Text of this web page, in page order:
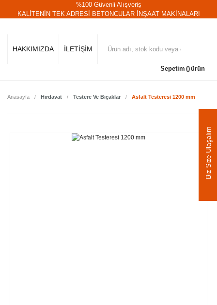
%100 Güvenli Alışveriş
KALİTENİN TEK ADRESİ BETONCULAR İNŞAAT MAKİNALARI
HAKKIMIZDA İLETİŞİM
Sepetim ürün
Anasayfa Hırdavat Testere Ve Bıçaklar Asfalt Testeresi 1200 mm
Biz Size Ulaşalım